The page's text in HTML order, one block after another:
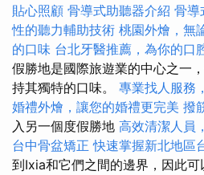
貼心照顧 骨導式助聽器介紹 骨導
性的聽力輔助技術 桃園外燴，無
的口味 台北牙醫推薦，為你的口
假勝地是國際旅遊業的中心之一
持其獨特的口味。 專業找人服務
婚禮外燴，讓您的婚禮更完美 撥
入另一個度假勝地 高效清潔人員
台中骨盆矯正快速掌握新北地區
到Ixia和它們之間的邊界，因此可